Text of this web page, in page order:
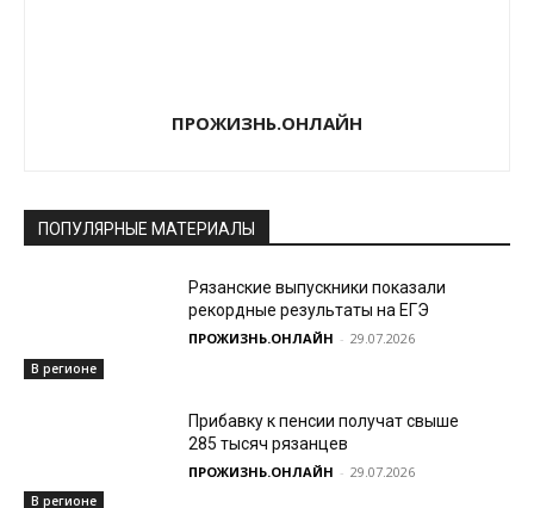
ПРОЖИЗНЬ.ОНЛАЙН
ПОПУЛЯРНЫЕ МАТЕРИАЛЫ
В регионе
Рязанские выпускники показали
рекордные результаты на ЕГЭ
ПРОЖИЗНЬ.ОНЛАЙН - 29.07.2026
В регионе
Прибавку к пенсии получат свыше
285 тысяч рязанцев
ПРОЖИЗНЬ.ОНЛАЙН - 29.07.2026